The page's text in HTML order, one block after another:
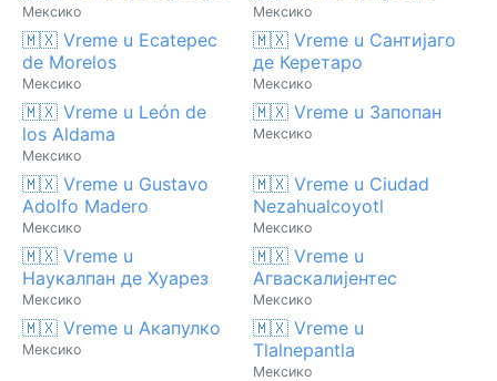
Мексико Мексико
🇲🇽 Vreme u Ecatepec
de Morelos
Мексико
🇲🇽 Vreme u Сантијаго
де Керетаро
Мексико
🇲🇽 Vreme u León de
los Aldama
Мексико
🇲🇽 Vreme u Запопан
Мексико
🇲🇽 Vreme u Gustavo
Adolfo Madero
Мексико
🇲🇽 Vreme u Ciudad
Nezahualcoyotl
Мексико
🇲🇽 Vreme u
Наукалпан де Хуарез
Мексико
🇲🇽 Vreme u
Агваскалијентес
Мексико
🇲🇽 Vreme u Акапулко
Мексико
🇲🇽 Vreme u
Tlalnepantla
Мексико